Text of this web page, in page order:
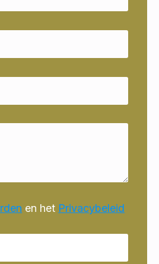
en het Privacybeleid